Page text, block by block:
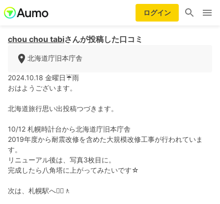
ログイン
chou chou tabiさんが投稿した口コミ
北海道庁旧本庁舎
2024.10.18 金曜日☔️雨
おはようございます。
北海道旅行思い出投稿つづきます。
10/12 札幌時計台から北海道庁旧本庁舎
2019年度から耐震改修を含めた大規模改修工事が行われていま
す。
リニューアル後は、写真3枚目に。
完成したら八角塔に上がってみたいです☆
次は、札幌駅へ🚶‍♀️🚶